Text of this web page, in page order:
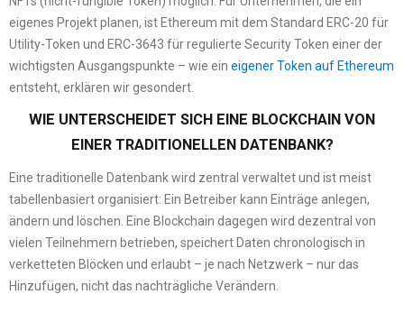
eigenes Projekt planen, ist Ethereum mit dem Standard ERC-20 für
Utility-Token und ERC-3643 für regulierte Security Token einer der
wichtigsten Ausgangspunkte – wie ein eigener Token auf Ethereum
entsteht, erklären wir gesondert.
WIE UNTERSCHEIDET SICH EINE BLOCKCHAIN VON
EINER TRADITIONELLEN DATENBANK?
Eine traditionelle Datenbank wird zentral verwaltet und ist meist
tabellenbasiert organisiert: Ein Betreiber kann Einträge anlegen,
ändern und löschen. Eine Blockchain dagegen wird dezentral von
vielen Teilnehmern betrieben, speichert Daten chronologisch in
verketteten Blöcken und erlaubt – je nach Netzwerk – nur das
Hinzufügen, nicht das nachträgliche Verändern.